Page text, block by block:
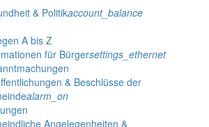
& Politikaccount_balance
A bis Z
für Bürgersettings_ethernet
& Beschlüsse der
alarm_on
Angelegenheiten &